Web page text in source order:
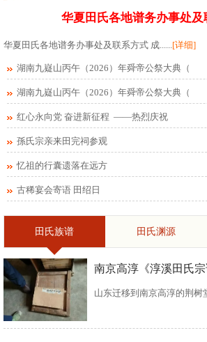
华夏田氏各地谱务办事处及
华夏田氏各地谱务办事处及联系方式 成......[详细]
湖南九嶷山丙午（2026）年舜帝公祭大典（
湖南九嶷山丙午（2026）年舜帝公祭大典（
红心永向党 奋进新征程 ——热烈庆祝
孫氏宗亲来田完祠参观
忆祖的行囊遗落在远方
古稀宴会寄语 田绍日
田氏族谱 田氏渊源
南京高淳《淳溪田氏宗
山东迁移到南京高淳的